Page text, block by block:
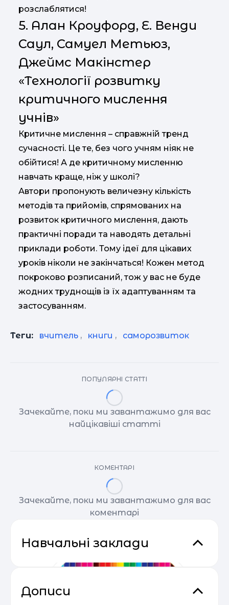
розслаблятися!
5. Алан Кроуфорд, Е. Венди
Саул, Самуел Метьюз,
Джеймс Макінстер
«Технології розвитку
критичного мислення
учнів»
Критичне мислення – справжній тренд
сучасності. Це те, без чого учням ніяк не
обійтися! А де критичному мисленню
навчать краще, ніж у школі?
Автори пропонують величезну кількість
методів та прийомів, спрямованих на
розвиток критичного мислення, дають
практичні поради та наводять детальні
приклади роботи. Тому ідеї для цікавих
уроків ніколи не закінчаться! Кожен метод
покроково розписаний, тож у вас не буде
жодних труднощів із їх адаптуванням та
застосуванням.
Теги: вчитель , книги , саморозвиток
ПОПУЛЯРНІ СТАТТІ
Зачекайте, поки ми завантажимо для вас
найцікавіші статті
КОМЕНТАРІ
Зачекайте, поки ми завантажимо для вас
коментарі
Навчальні заклади
Дописи